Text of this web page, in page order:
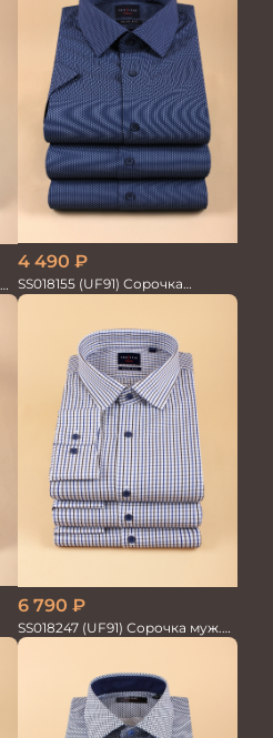
4 490 ₽
SS018155 (UF91) Сорочка
мужская GROSTYLE TRENDY
6 790 ₽
SS018247 (UF91) Сорочка муж.
GROSTYLE TRENDY